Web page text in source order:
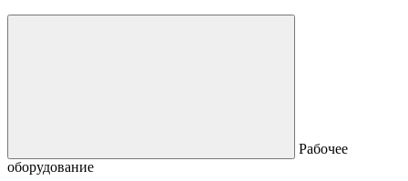
Рабочее
оборудование